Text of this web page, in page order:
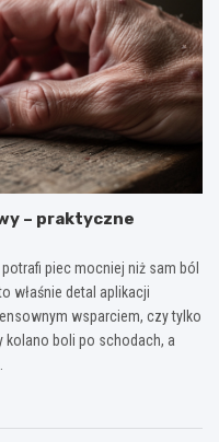
– praktyczne
piec mocniej niż sam ból
właśnie detal aplikacji
wsparciem, czy tylko
kolano boli po schodach, a